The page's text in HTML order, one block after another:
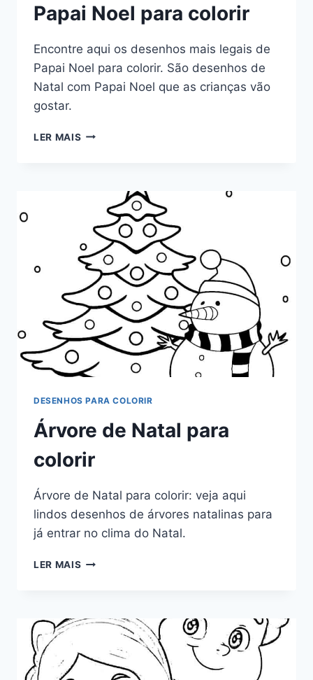
Papai Noel para colorir
Encontre aqui os desenhos mais legais de
Papai Noel para colorir. São desenhos de
Natal com Papai Noel que as crianças vão
gostar.
LER MAIS PAPAI
DESENHOS PARA COLORIR
Árvore de Natal para
colorir
Árvore de Natal para colorir: veja aqui
lindos desenhos de árvores natalinas para
já entrar no clima do Natal.
LER MAIS ÁRVORE
COLORIR